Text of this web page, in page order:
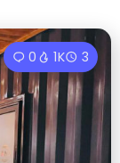
0 1K 3